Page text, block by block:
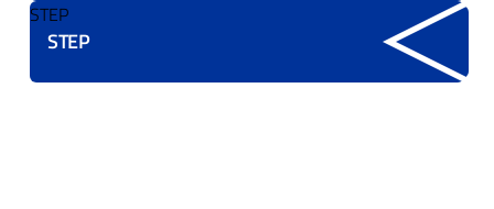
STEP
STEP